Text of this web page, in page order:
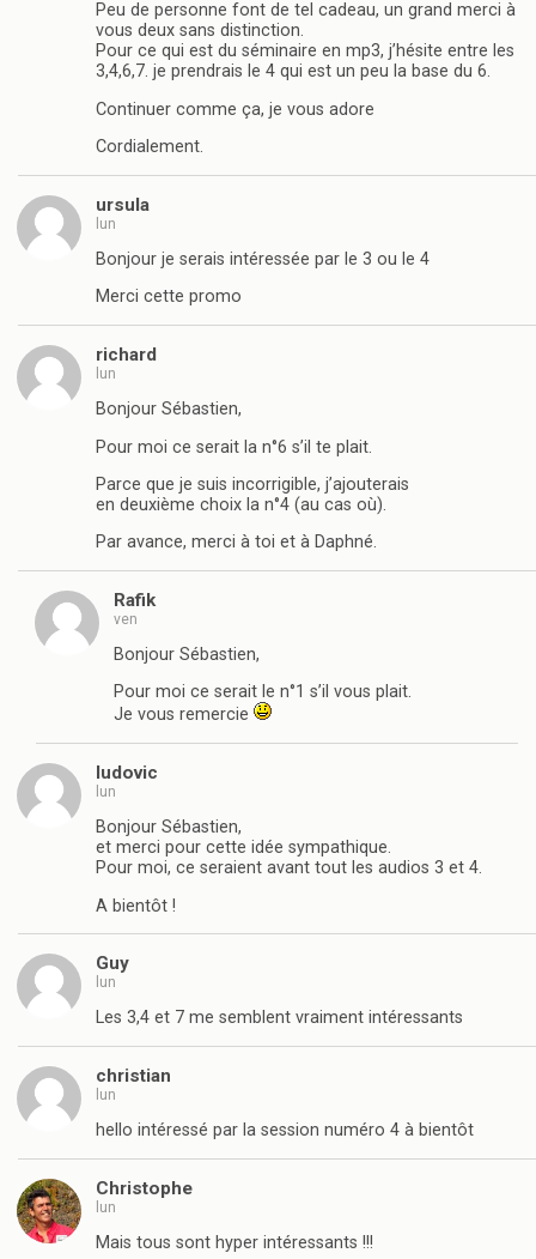
Peu de personne font de tel cadeau, un grand merci à
vous deux sans distinction.
Pour ce qui est du séminaire en mp3, j’hésite entre les
3,4,6,7. je prendrais le 4 qui est un peu la base du 6.
Continuer comme ça, je vous adore
Cordialement.
ursula
lun
Bonjour je serais intéressée par le 3 ou le 4
Merci cette promo
richard
lun
Bonjour Sébastien,
Pour moi ce serait la n°6 s’il te plait.
Parce que je suis incorrigible, j’ajouterais
en deuxième choix la n°4 (au cas où).
Par avance, merci à toi et à Daphné.
Rafik
ven
Bonjour Sébastien,
Pour moi ce serait le n°1 s’il vous plait.
Je vous remercie
ludovic
lun
Bonjour Sébastien,
et merci pour cette idée sympathique.
Pour moi, ce seraient avant tout les audios 3 et 4.
A bientôt !
Guy
lun
Les 3,4 et 7 me semblent vraiment intéressants
christian
lun
hello intéressé par la session numéro 4 à bientôt
Christophe
lun
Mais tous sont hyper intéressants !!!